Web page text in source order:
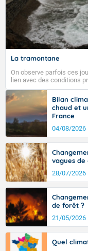
La tramontane
On observe parfois ces
lien avec des conditions
tramontane ? Quelles
vent turbulent soufflant de
ouest, dans un secteur qui
l’ouest de l’Hérault.
signifiant au-delà des
d’où provient ce vent.
Bilan
chaud et
France
04/08/2026
vagues de
28/07/2026
de forêt ?
21/05/2026
Quel